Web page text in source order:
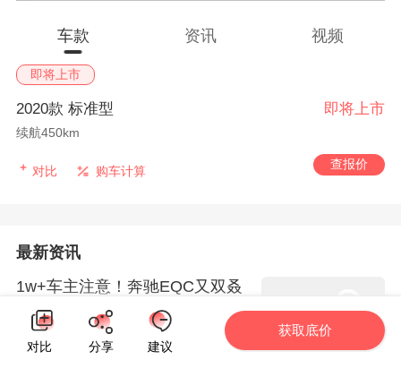
车款 资讯 视频
即将上市
2020款 标准型 即将上市
续航450km
对比 购车计算 查报价
最新资讯
1w+车主注意！奔驰EQC又双叒
叕召回，这次是电池“发高烧”
快上车Go
对比 分享 建议
获取底价